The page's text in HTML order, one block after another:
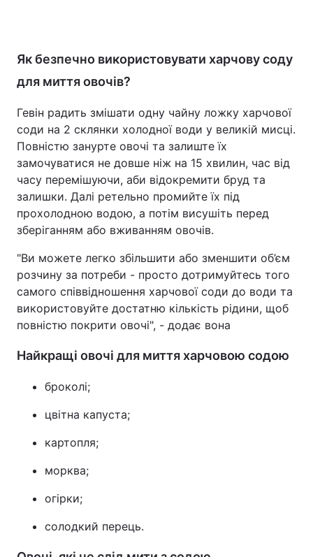
Як безпечно використовувати харчову соду
для миття овочів?
Гевін радить змішати одну чайну ложку харчової
соди на 2 склянки холодної води у великій мисці.
Повністю занурте овочі та залиште їх
замочуватися не довше ніж на 15 хвилин, час від
часу перемішуючи, аби відокремити бруд та
залишки. Далі ретельно промийте їх під
прохолодною водою, а потім висушіть перед
зберіганням або вживанням овочів.
"Ви можете легко збільшити або зменшити об’єм
розчину за потреби - просто дотримуйтесь того
самого співвідношення харчової соди до води та
використовуйте достатню кількість рідини, щоб
повністю покрити овочі", - додає вона
Найкращі овочі для миття харчовою содою
броколі;
цвітна капуста;
картопля;
морква;
огірки;
солодкий перець.